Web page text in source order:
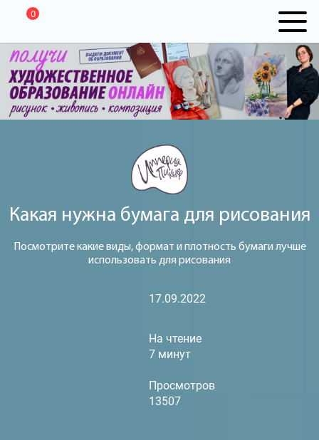
0
Какая нужна бумага для рисования
Посмотрите какие виды, формат и плотность бумаги лучше
использовать для рисования
17.09.2022
На чтение
7 минут
Просмотров
13507